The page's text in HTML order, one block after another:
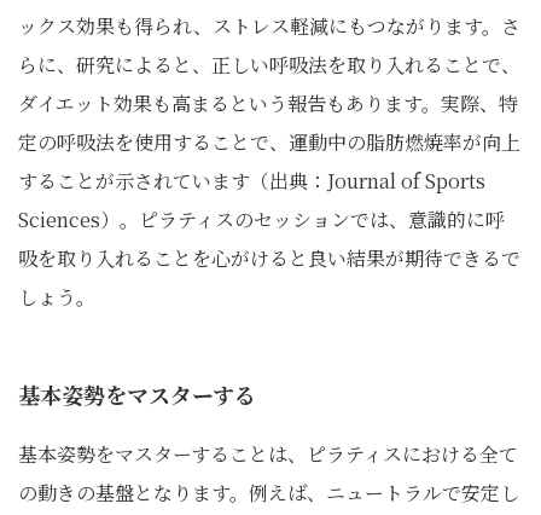
ックス効果も得られ、ストレス軽減にもつながります。さ
らに、研究によると、正しい呼吸法を取り入れることで、
ダイエット効果も高まるという報告もあります。実際、特
定の呼吸法を使用することで、運動中の脂肪燃焼率が向上
することが示されています（出典：Journal of Sports
Sciences）。ピラティスのセッションでは、意識的に呼
吸を取り入れることを心がけると良い結果が期待できるで
しょう。
基本姿勢をマスターする
基本姿勢をマスターすることは、ピラティスにおける全て
の動きの基盤となります。例えば、ニュートラルで安定し